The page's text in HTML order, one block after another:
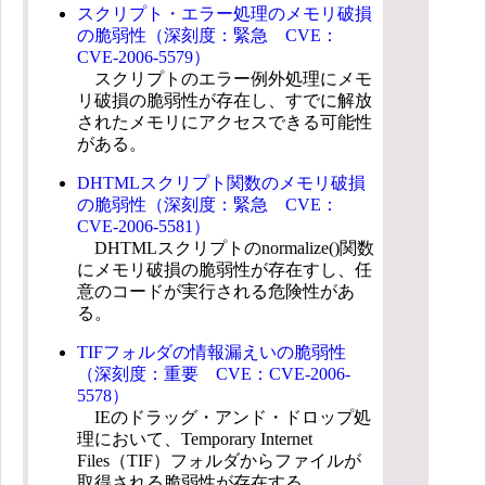
スクリプト・エラー処理のメモリ破損
の脆弱性（深刻度：緊急 CVE：
CVE-2006-5579）
スクリプトのエラー例外処理にメモ
リ破損の脆弱性が存在し、すでに解放
されたメモリにアクセスできる可能性
がある。
DHTMLスクリプト関数のメモリ破損
の脆弱性（深刻度：緊急 CVE：
CVE-2006-5581）
DHTMLスクリプトのnormalize()関数
にメモリ破損の脆弱性が存在すし、任
意のコードが実行される危険性があ
る。
TIFフォルダの情報漏えいの脆弱性
（深刻度：重要 CVE：CVE-2006-
5578）
IEのドラッグ・アンド・ドロップ処
理において、Temporary Internet
Files（TIF）フォルダからファイルが